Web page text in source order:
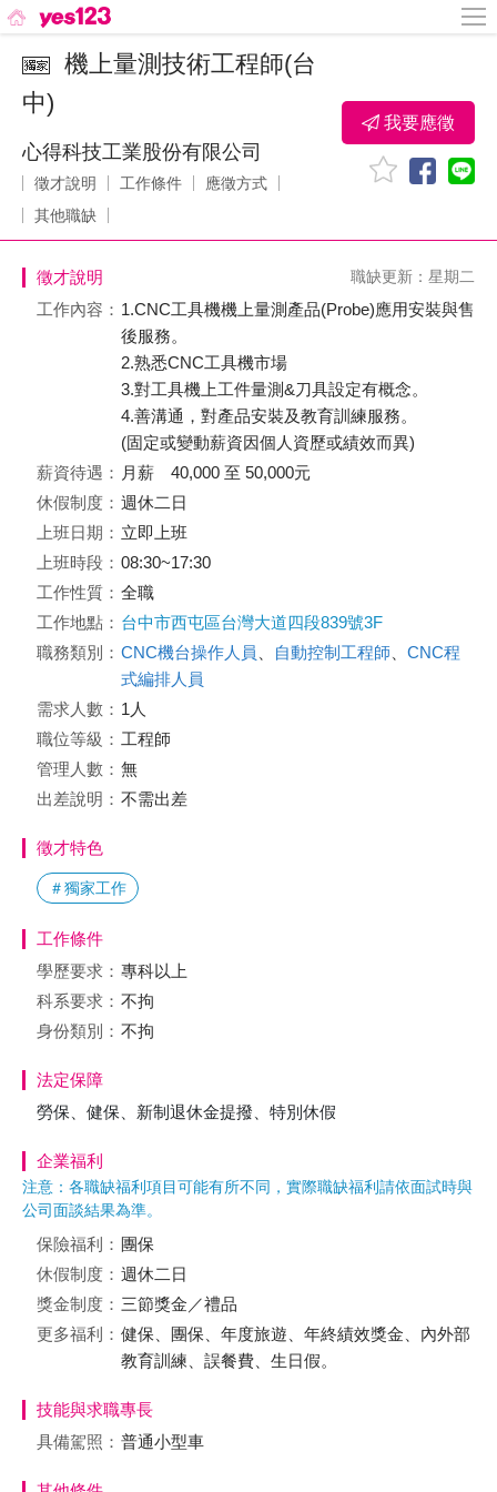
機上量測技術工程師(台
中)
心得科技工業股份有限公司
徵才說明 工作條件
應徵方式
其他職缺
我要應徵
徵才說明 職缺更新：星期二
工作內容： 1.CNC工具機機上量測產品(Probe)應用安裝與售
後服務。
2.熟悉CNC工具機市場
3.對工具機上工件量測&刀具設定有概念。
4.善溝通，對產品安裝及教育訓練服務。
(固定或變動薪資因個人資歷或績效而異)
薪資待遇： 月薪 40,000 至 50,000元
休假制度： 週休二日
上班日期： 立即上班
上班時段： 08:30~17:30
工作性質： 全職
工作地點： 台中市西屯區台灣大道四段839號3F
職務類別： CNC機台操作人員 自動控制工程師
CNC程
式編排人員
需求人數： 1人
職位等級： 工程師
管理人數： 無
出差說明： 不需出差
徵才特色
＃獨家工作
工作條件
學歷要求： 專科以上
科系要求： 不拘
身份類別： 不拘
法定保障
勞保、健保、新制退休金提撥、特別休假
企業福利
注意：各職缺福利項目可能有所不同，實際職缺福利請依面試時與
公司面談結果為準。
保險福利： 團保
休假制度： 週休二日
獎金制度： 三節獎金／禮品
更多福利： 健保、團保、年度旅遊、年終績效獎金、內外部
教育訓練、誤餐費、生日假。
技能與求職專長
具備駕照： 普通小型車